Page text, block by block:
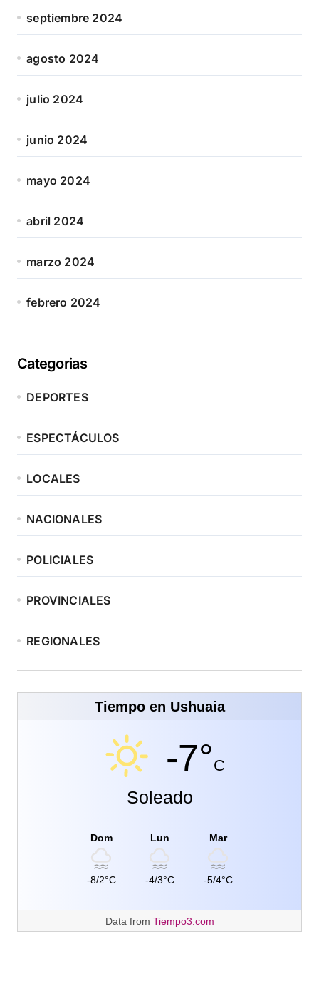
septiembre 2024
agosto 2024
julio 2024
junio 2024
mayo 2024
abril 2024
marzo 2024
febrero 2024
Categorias
DEPORTES
ESPECTÁCULOS
LOCALES
NACIONALES
POLICIALES
PROVINCIALES
REGIONALES
Tiempo en Ushuaia
-7°C
Soleado
Dom
-8/2°C
Lun
-4/3°C
Mar
-5/4°C
Data from Tiempo3.com